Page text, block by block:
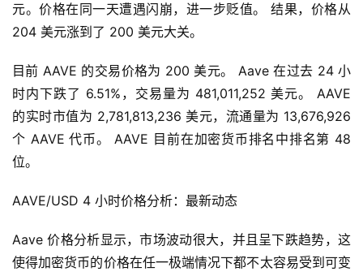
元。价格在同一天遭遇闪崩，进一步贬值。 结果，价格从
204 美元涨到了 200 美元大关。
目前 AAVE 的交易价格为 200 美元。 Aave 在过去 24 小
时内下跌了 6.51%，交易量为 481,011,252 美元。 AAVE
的实时市值为 2,781,813,236 美元，流通量为 13,676,926
个 AAVE 代币。 AAVE 目前在加密货币排名中排名第 48
位。
AAVE/USD 4 小时价格分析：最新动态
Aave 价格分析显示，市场波动很大，并且呈下跌趋势，这
使得加密货币的价格在任一极端情况下都不太容易受到可变